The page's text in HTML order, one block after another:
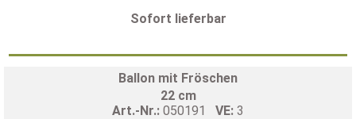
Sofort lieferbar
Ballon mit Fröschen
22 cm
Art.-Nr.: 050191 VE: 3